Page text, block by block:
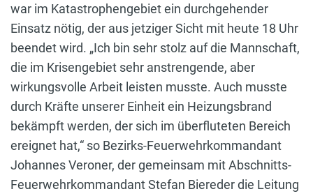
war im Katastrophengebiet ein durchgehender
Einsatz nötig, der aus jetziger Sicht mit heute 18 Uhr
beendet wird. „Ich bin sehr stolz auf die Mannschaft,
die im Krisengebiet sehr anstrengende, aber
wirkungsvolle Arbeit leisten musste. Auch musste
durch Kräfte unserer Einheit ein Heizungsbrand
bekämpft werden, der sich im überfluteten Bereich
ereignet hat,“ so Bezirks-Feuerwehrkommandant
Johannes Veroner, der gemeinsam mit Abschnitts-
Feuerwehrkommandant Stefan Biereder die Leitung